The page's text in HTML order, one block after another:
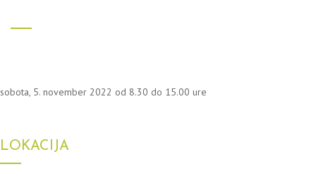
sobota, 5. november 2022 od 8.30 do 15.00 ure
LOKACIJA